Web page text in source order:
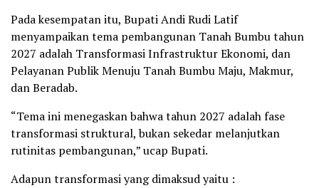
Pada kesempatan itu, Bupati Andi Rudi Latif
menyampaikan tema pembangunan Tanah Bumbu tahun
2027 adalah Transformasi Infrastruktur Ekonomi, dan
Pelayanan Publik Menuju Tanah Bumbu Maju, Makmur,
dan Beradab.
“Tema ini menegaskan bahwa tahun 2027 adalah fase
transformasi struktural, bukan sekedar melanjutkan
rutinitas pembangunan,” ucap Bupati.
Adapun transformasi yang dimaksud yaitu :